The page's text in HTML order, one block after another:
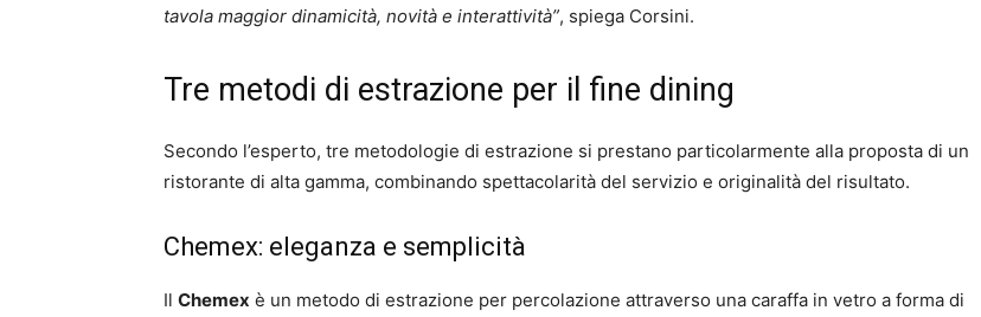
tavola maggior dinamicità, novità e interattività”, spiega Corsini.
Tre metodi di estrazione per il fine dining
Secondo l’esperto, tre metodologie di estrazione si prestano particolarmente alla proposta di un
ristorante di alta gamma, combinando spettacolarità del servizio e originalità del risultato.
Chemex: eleganza e semplicità
Il Chemex è un metodo di estrazione per percolazione attraverso una caraffa in vetro a forma di